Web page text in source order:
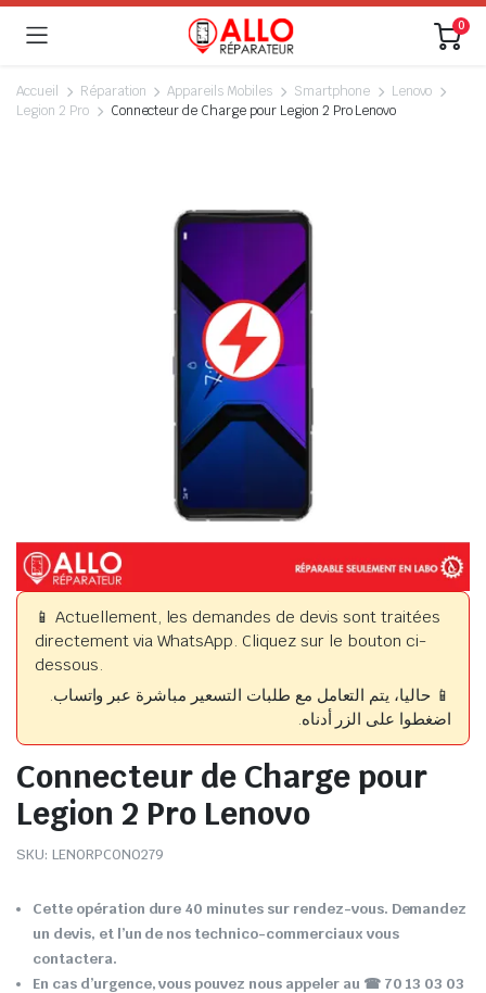
0
Accueil Réparation Appareils Mobiles Smartphone
Lenovo
Legion 2 Pro
Connecteur de Charge pour Legion 2 Pro Lenovo
📱 Actuellement, les demandes de devis sont traitées
directement via WhatsApp. Cliquez sur le bouton ci-
dessous.
📱 حاليا، يتم التعامل مع طلبات التسعير مباشرة عبر واتساب.
اضغطوا على الزر أدناه.
Connecteur de Charge pour
Legion 2 Pro Lenovo
SKU: LENORPCON0279
Cette opération dure 40 minutes sur rendez-vous. Demandez
un devis, et l’un de nos technico-commerciaux vous
contactera.
En cas d’urgence, vous pouvez nous appeler au ☎ 70 13 03 03